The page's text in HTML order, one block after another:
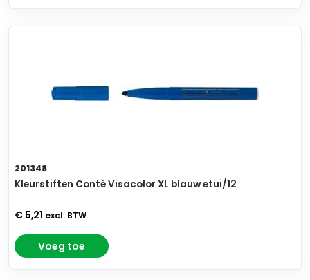
201348
Kleurstiften Conté Visacolor XL blauw etui/12
€ 5,21 excl. BTW
Voeg toe